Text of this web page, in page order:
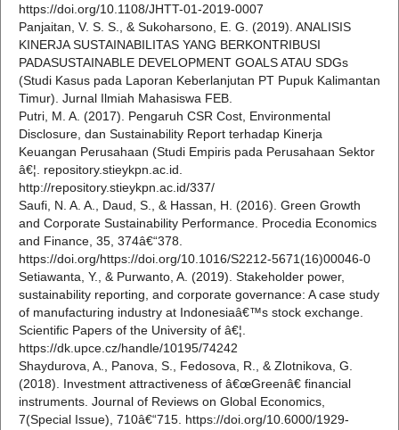
https://doi.org/10.1108/JHTT-01-2019-0007
Panjaitan, V. S. S., & Sukoharsono, E. G. (2019). ANALISIS
KINERJA SUSTAINABILITAS YANG BERKONTRIBUSI
PADASUSTAINABLE DEVELOPMENT GOALS ATAU SDGs
(Studi Kasus pada Laporan Keberlanjutan PT Pupuk Kalimantan
Timur). Jurnal Ilmiah Mahasiswa FEB.
Putri, M. A. (2017). Pengaruh CSR Cost, Environmental
Disclosure, dan Sustainability Report terhadap Kinerja
Keuangan Perusahaan (Studi Empiris pada Perusahaan Sektor
â€¦. repository.stieykpn.ac.id.
http://repository.stieykpn.ac.id/337/
Saufi, N. A. A., Daud, S., & Hassan, H. (2016). Green Growth
and Corporate Sustainability Performance. Procedia Economics
and Finance, 35, 374â€“378.
https://doi.org/https://doi.org/10.1016/S2212-5671(16)00046-0
Setiawanta, Y., & Purwanto, A. (2019). Stakeholder power,
sustainability reporting, and corporate governance: A case study
of manufacturing industry at Indonesiaâ€™s stock exchange.
Scientific Papers of the University of â€¦.
https://dk.upce.cz/handle/10195/74242
Shaydurova, A., Panova, S., Fedosova, R., & Zlotnikova, G.
(2018). Investment attractiveness of â€œGreenâ€ financial
instruments. Journal of Reviews on Global Economics,
7(Special Issue), 710â€“715. https://doi.org/10.6000/1929-